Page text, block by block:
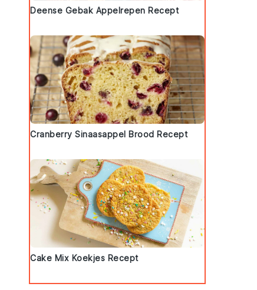
Deense Gebak Appelrepen Recept
Cranberry Sinaasappel Brood Recept
Cake Mix Koekjes Recept